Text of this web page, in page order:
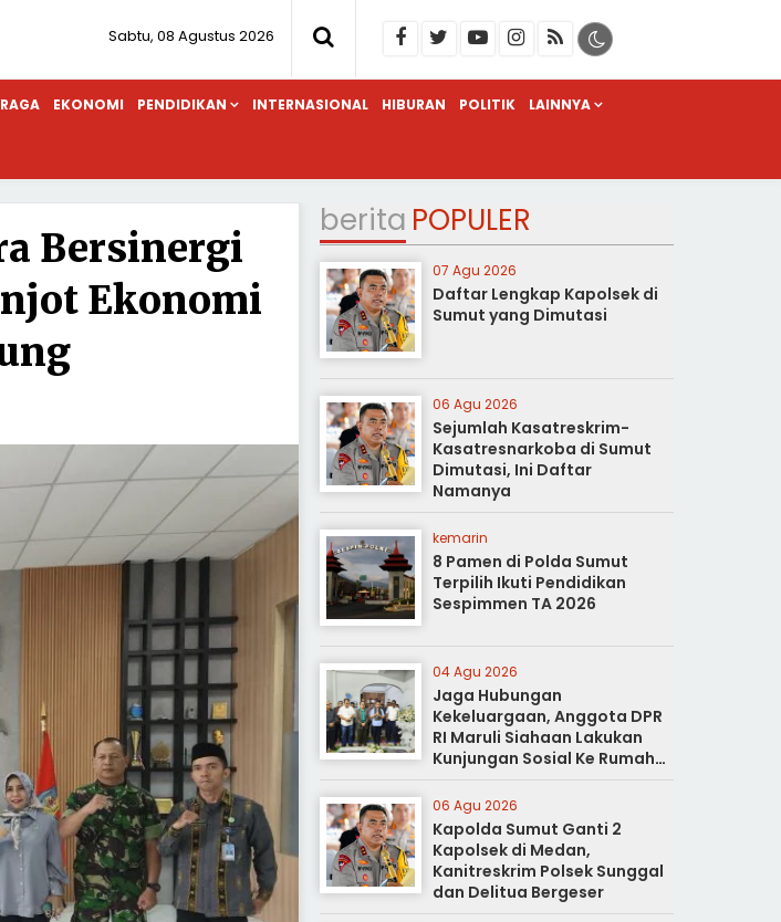
Sabtu, 08 Agustus 2026
EKONOMI PENDIDIKAN INTERNASIONAL HIBURAN POLITIK LAINNYA
Bersinergi
Ekonomi
berita POPULER
07 Agu 2026
Daftar Lengkap Kapolsek di
Sumut yang Dimutasi
06 Agu 2026
Sejumlah Kasatreskrim-
Kasatresnarkoba di Sumut
Dimutasi, Ini Daftar
Namanya
kemarin
8 Pamen di Polda Sumut
Terpilih Ikuti Pendidikan
Sespimmen TA 2026
04 Agu 2026
Jaga Hubungan
Kekeluargaan, Anggota DPR
RI Maruli Siahaan Lakukan
Kunjungan Sosial Ke Rumah
Duka
06 Agu 2026
Kapolda Sumut Ganti 2
Kapolsek di Medan,
Kanitreskrim Polsek Sunggal
dan Delitua Bergeser